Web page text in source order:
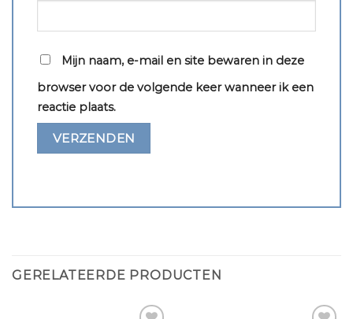
Mijn naam, e-mail en site bewaren in deze
browser voor de volgende keer wanneer ik een
reactie plaats.
GERELATEERDE PRODUCTEN